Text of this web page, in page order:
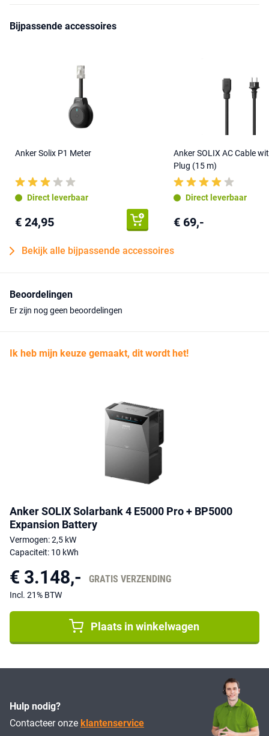
Bijpassende accessoires
Anker Solix P1 Meter
Direct leverbaar
€ 24,95
Anker SOLIX AC Cable
Plug (15 m)
Direct leverbaar
€ 69,-
Bekijk alle bijpassende accessoires
Beoordelingen
Er zijn nog geen beoordelingen
Ik heb mijn keuze gemaakt, dit wordt het!
Anker SOLIX Solarbank 4 E5000 Pro + BP5000
Expansion Battery
Vermogen: 2,5 kW
Capaciteit: 10 kWh
€ 3.148,- GRATIS VERZENDING
Incl. 21% BTW
Plaats in winkelwagen
Hulp nodig?
Contacteer onze klantenservice